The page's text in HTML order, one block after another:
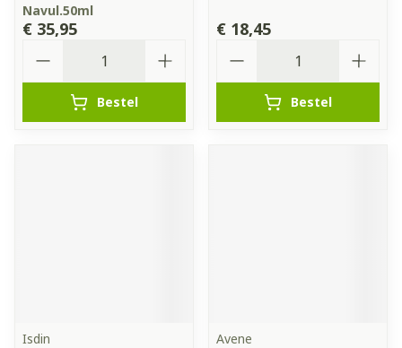
Navul.50ml
€ 35,95
Bestel
€ 18,45
Bestel
Isdin
Avene